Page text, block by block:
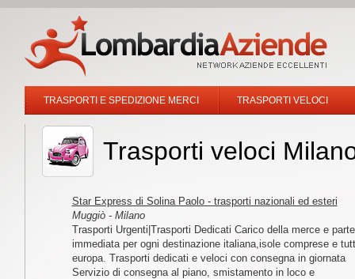
TRASPORTI E SPEDIZIONE MERCI TRASPORTI VELOCI
Trasporti veloci
Star Express di Solina Paolo - trasporti nazionali ed esteri
Muggiò - Milano
Trasporti Urgenti|Trasporti Dedicati Carico della merce e
immediata per ogni destinazione italiana,isole comprese e
europa. Trasporti dedicati e veloci con consegna in giornata
Servizio di consegna al piano, smistamento in loco e